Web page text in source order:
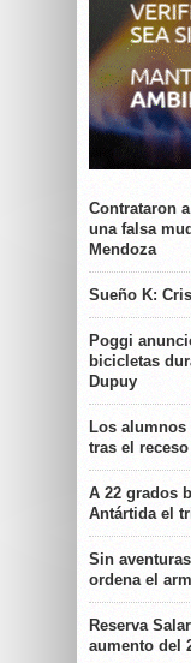
Contrataron
una falsa
Mendoza
Sueño K:
Poggi
bicicletas
Dupuy
Los alumnos
tras el
A 22 grados
Antártida el
Sin
ordena el
Reserva
aumento del